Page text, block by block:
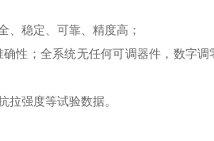
、稳定、可靠、精度高；
性；全系统无任何可调器件，数字调
强度等试验数据。